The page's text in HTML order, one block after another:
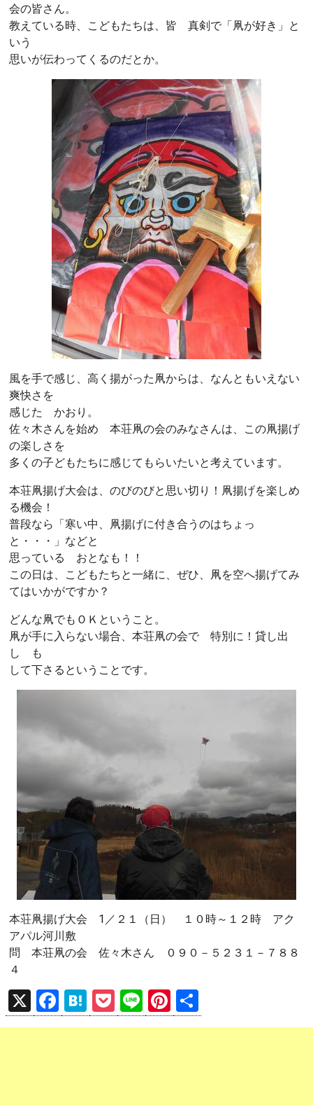
会の皆さん。
教えている時、こどもたちは、皆 真剣で「凧が好き」と
いう
思いが伝わってくるのだとか。
風を手で感じ、高く揚がった凧からは、なんともいえない
爽快さを
感じた かおり。
佐々木さんを始め 本荘凧の会のみなさんは、この凧揚げ
の楽しさを
多くの子どもたちに感じてもらいたいと考えています。
本荘凧揚げ大会は、のびのびと思い切り！凧揚げを楽しめ
る機会！
普段なら「寒い中、凧揚げに付き合うのはちょっ
と・・・」などと
思っている おとなも！！
この日は、こどもたちと一緒に、ぜひ、凧を空へ揚げてみ
てはいかがですか？
どんな凧でもＯＫということ。
凧が手に入らない場合、本荘凧の会で 特別に！貸し出
し も
して下さるということです。
本荘凧揚げ大会 1／２１（日） １０時～１２時 アク
アパル河川敷
問 本荘凧の会 佐々木さん ０９０－５２３１－７８８
４
X
F
a
H
at
P
o
Li
n
Pi
nt 有